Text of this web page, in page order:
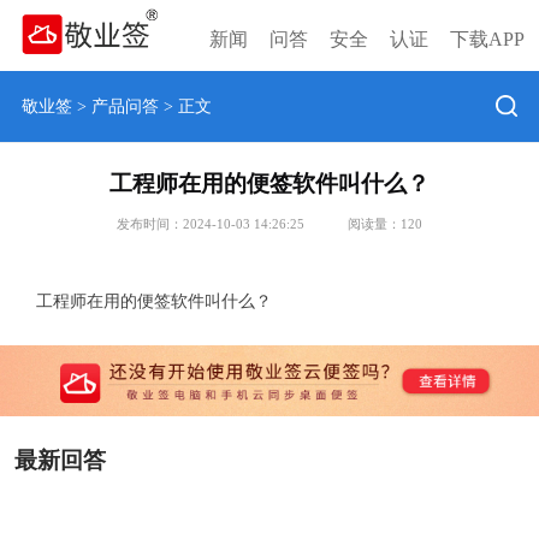
新闻 问答 安全 认证 下载APP
敬业签> 产品问答> 正文
工程师在用的便签软件叫什么？
发布时间：2024-10-03 14:26:25 阅读量： 120
工程师在用的便签软件叫什么？
最新回答